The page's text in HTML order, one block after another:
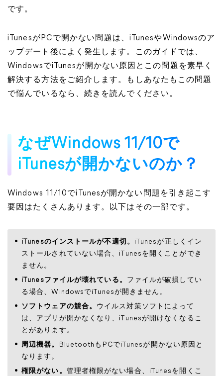
です。
iTunesがPCで開かない問題は、iTunesやWindowsのア
ップデート後によく発生します。このガイドでは、
WindowsでiTunesが開かない原因とこの問題を素早く
解決する方法をご紹介します。もしあなたもこの問題
で悩んでいるなら、続きを読んでください。
なぜWindows 11/10で
iTunesが開かないのか？
Windows 11/10でiTunesが開かない問題を引き起こす
要因はたくさんあります。以下はその一部です。
iTunesのインストールが不適切。 iTunesが正しくイン
ストールされていない場合、iTunesを開くことができ
ません。
iTunesファイルが壊れている。 ファイルが破損してい
る場合、WindowsでiTunesが開きません。
ソフトウェアの競合。 ウイルス対策ソフトによって
は、アプリが開かなくなり、iTunesが開けなくなるこ
とがあります。
周辺機器。 BluetoothもPCでiTunesが開かない原因と
なります。
権限がない。 管理者権限がない場合、iTunesを開くこ